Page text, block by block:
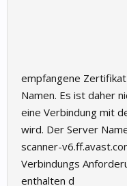
empfangene
Namen. Es ist daher
eine Verbindung mit
wird. Der Server
scanner-
Verbindungs
enthalten d